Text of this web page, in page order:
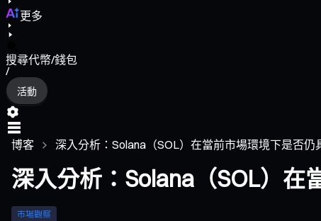
更多
搜尋代幣/錢包
/
活動
博客 深入分析：Solana（SOL）在當前市場環境下是否仍
深入分析：Solana（SOL）在
市場觀察